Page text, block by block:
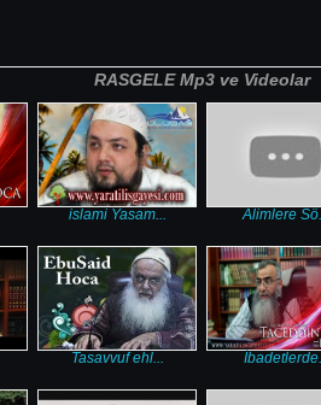
RASGELE Mp3 ve Videolar
islami Yasam... Alimlere
Tasavvuf ehl...